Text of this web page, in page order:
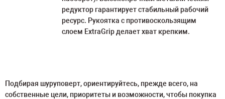
редуктор гарантирует стабильный рабочий
ресурс. Рукоятка с противоскользящим
слоем ExtraGrip делает хват крепким.
Подбирая шуруповерт, ориентируйтесь, прежде всего, на
собственные цели, приоритеты и возможности, чтобы покупка